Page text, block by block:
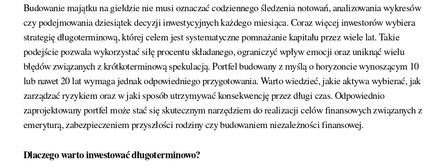
Budowanie majątku na giełdzie nie musi oznaczać codziennego śledzenia notowań, analizowania wykresów
czy podejmowania dziesiątek decyzji inwestycyjnych każdego miesiąca. Coraz więcej inwestorów wybiera
strategię długoterminową, której celem jest systematyczne pomnażanie kapitału przez wiele lat. Takie
podejście pozwala wykorzystać siłę procentu składanego, ograniczyć wpływ emocji oraz uniknąć wielu
błędów związanych z krótkoterminową spekulacją. Portfel budowany z myślą o horyzoncie wynoszącym 10
lub nawet 20 lat wymaga jednak odpowiedniego przygotowania. Warto wiedzieć, jakie aktywa wybierać, jak
zarządzać ryzykiem oraz w jaki sposób utrzymywać konsekwencję przez długi czas. Odpowiednio
zaprojektowany portfel może stać się skutecznym narzędziem do realizacji celów finansowych związanych z
emeryturą, zabezpieczeniem przyszłości rodziny czy budowaniem niezależności finansowej.
Dlaczego warto inwestować długoterminowo?